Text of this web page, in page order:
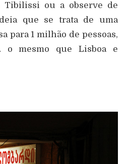
Tibilissi ou a observe de
que se trata de uma
para 1 milhão de pessoas,
o mesmo que Lisboa e